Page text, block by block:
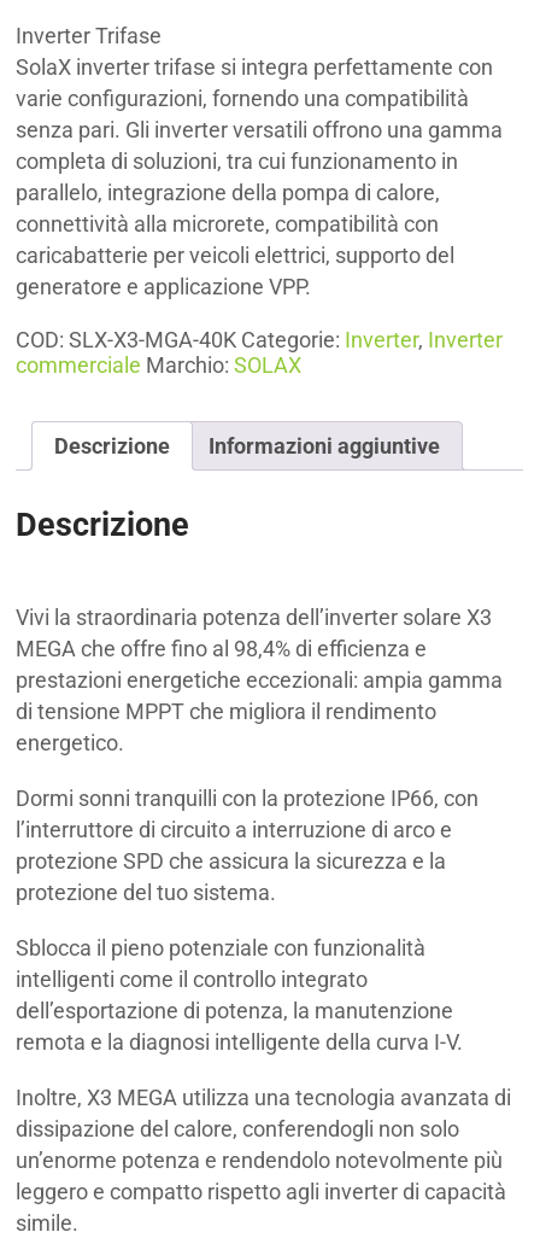
Inverter Trifase
SolaX inverter trifase si integra perfettamente con
varie configurazioni, fornendo una compatibilità
senza pari. Gli inverter versatili offrono una gamma
completa di soluzioni, tra cui funzionamento in
parallelo, integrazione della pompa di calore,
connettività alla microrete, compatibilità con
caricabatterie per veicoli elettrici, supporto del
generatore e applicazione VPP.
COD:SLX-X3-MGA-40K Categorie: Inverter, Inverter
commerciale Marchio:SOLAX
Descrizione Informazioni aggiuntive
Descrizione
Vivi la straordinaria potenza dell’inverter solare X3
MEGA che offre fino al 98,4% di efficienza e
prestazioni energetiche eccezionali: ampia gamma
di tensione MPPT che migliora il rendimento
energetico.
Dormi sonni tranquilli con la protezione IP66, con
l’interruttore di circuito a interruzione di arco e
protezione SPD che assicura la sicurezza e la
protezione del tuo sistema.
Sblocca il pieno potenziale con funzionalità
intelligenti come il controllo integrato
dell’esportazione di potenza, la manutenzione
remota e la diagnosi intelligente della curva I-V.
Inoltre, X3 MEGA utilizza una tecnologia avanzata di
dissipazione del calore, conferendogli non solo
un’enorme potenza e rendendolo notevolmente più
leggero e compatto rispetto agli inverter di capacità
simile.